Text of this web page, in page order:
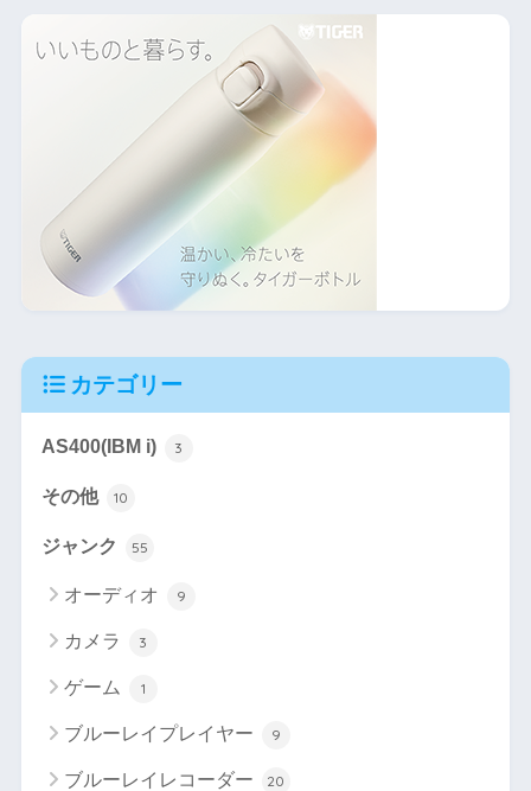
カテゴリー
AS400(IBM i) 3
その他 10
ジャンク 55
オーディオ 9
カメラ 3
ゲーム 1
ブルーレイプレイヤー 9
ブルーレイレコーダー 20